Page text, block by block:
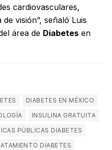
cardiovasculares,
visión”, señaló Luis
área de Diabetes en
DIABETES EN MÉXICO
INSULINA GRATUITA
PÚBLICAS DIABETES
DIABETES